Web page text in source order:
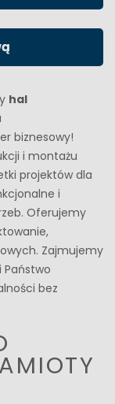
hal
biznesowy!
i montażu
projektów dla
i
Oferujemy
Zajmujemy
bez